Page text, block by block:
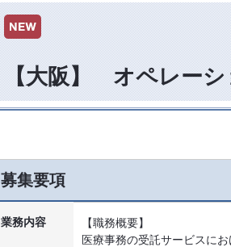
【大阪】 オペレーシ
募集要項
業務内容
【職務概要】
医療事務の受託サービスに